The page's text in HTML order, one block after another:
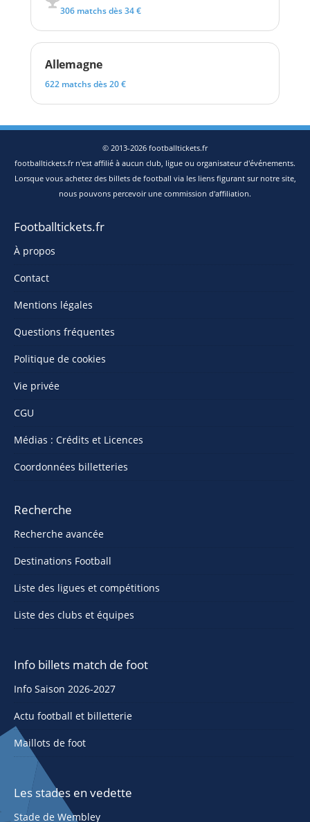
306 matchs dès 34 €
Allemagne
622 matchs dès 20 €
© 2013-2026 footballtickets.fr
footballtickets.fr n'est affilié à aucun club, ligue ou organisateur d'événements.
Lorsque vous achetez des billets de football via les liens figurant sur notre site,
nous pouvons percevoir une commission d'affiliation.
Footballtickets.fr
À propos
Contact
Mentions légales
Questions fréquentes
Politique de cookies
Vie privée
CGU
Médias : Crédits et Licences
Coordonnées billetteries
Recherche
Recherche avancée
Destinations Football
Liste des ligues et compétitions
Liste des clubs et équipes
Info billets match de foot
Info Saison 2026-2027
Actu football et billetterie
Maillots de foot
Les stades en vedette
Stade de Wembley